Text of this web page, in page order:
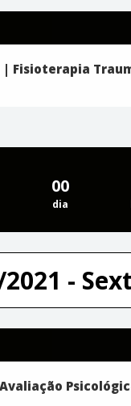
| Fisioterapia
00
dia
-